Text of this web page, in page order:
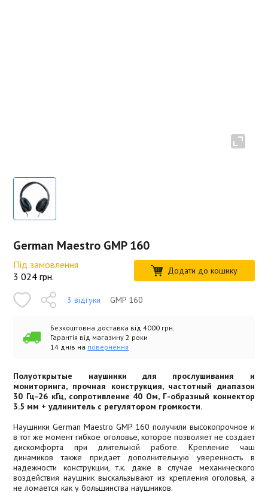
German Maestro GMP 160
Під замовлення
3 024 грн. Додати до кошику
3 відгуки GMP 160
Безкоштовна доставка від 4000 грн.
Гарантія від магазину 2 роки
14 днів на повернення
Полуоткрытые наушники для прослушивания и
мониторинга, прочная конструкция, частотный диапазон
30 Гц-26 кГц, сопротивление 40 Ом, Г-образный коннектор
3.5 мм + удлинитель с регулятором громкости.
Наушники German Maestro GMP 160 получили высокопрочное и
в тот же момент гибкое оголовье, которое позволяет не создает
дискомфорта при длительной работе. Крепление чаш
динамиков также придает дополнительную уверенность в
надежности конструкции, т.к. даже в случае механического
воздействия наушник выскальзывают из крепления оголовья, а
не ломается как у большинства наушников.